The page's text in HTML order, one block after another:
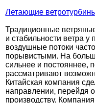
Летающие
Традиционные
и стабильности ветра у
воздушные потоки
порывистыми. На
сильнее и постояннее,
рассматривают
Китайская компания
направлении, перейдя
производству.